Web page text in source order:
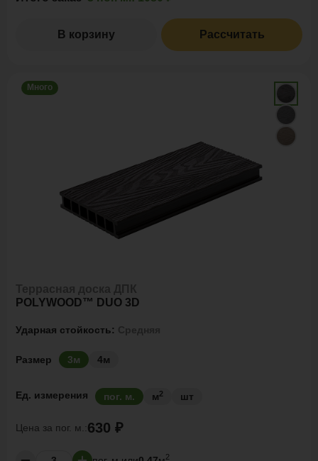
В корзину Рассчитать
Много
POLYWOOD™ DUO 3D
Ударная стойкость:
Размер 3м 4м
Ед. измерения пог. м. м2 шт
Цена за пог. м.:630 ₽
2